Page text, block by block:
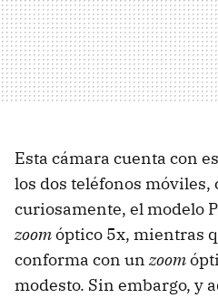
Esta cámara cuenta con
los dos teléfonos móviles,
curiosamente, el modelo
zoomóptico 5x, mientras
conforma con unzoom
modesto. Sin embargo, y